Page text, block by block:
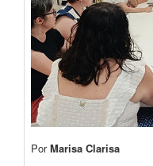
PorMarisa Clarisa